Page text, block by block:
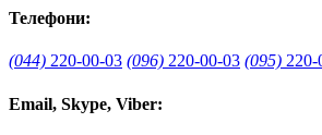
Телефони:
(044) 220-00-03 (096) 220-00-03 (095) 220-
Email, Skype, Viber: